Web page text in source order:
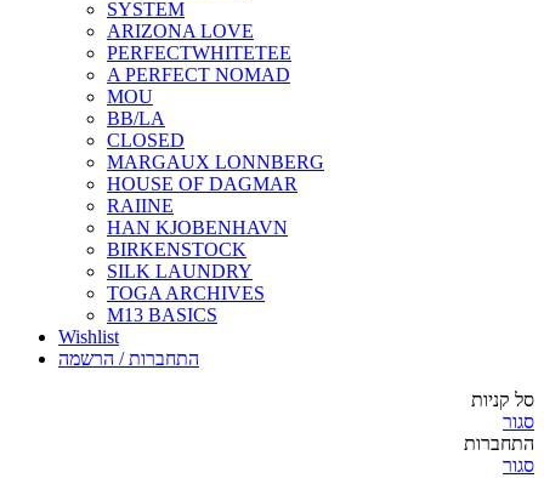
SYSTEM
ARIZONA LOVE
PERFECTWHITETEE
A PERFECT NOMAD
MOU
BB/LA
CLOSED
MARGAUX LONNBERG
HOUSE OF DAGMAR
RAIINE
HAN KJOBENHAVN
BIRKENSTOCK
SILK LAUNDRY
TOGA ARCHIVES
M13 BASICS
Wishlist
התחברות / הרשמה
סל קניות
סגור
התחברות
סגור